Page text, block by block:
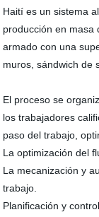
Haití es un sistema
producción en masa
armado con una
muros, sándwich de
El proceso se
los trabajadores
paso del trabajo,
La optimización del
La mecanización y
trabajo.
Planificación y